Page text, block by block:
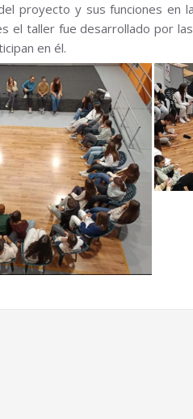
proyecto y sus funciones en
el taller fue desarrollado por
en él.